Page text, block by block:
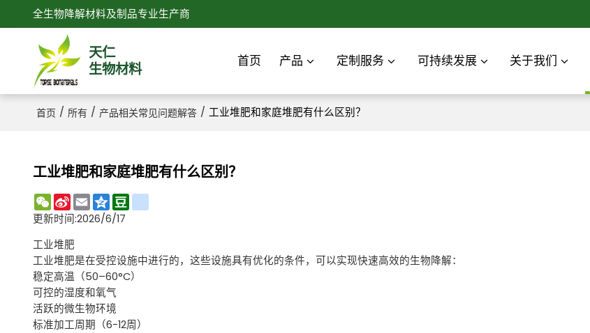
全生物降解材料及制品专业生产商
天仁
生物材料
首页 产品 定制服务 可持续发展 关于我们
首页 / 所有 / 产品相关常见问题解答 / 工业堆肥和家庭堆肥有什么区别？
工业堆肥和家庭堆肥有什么区别？
WeChat
Sina
Weibo
EmailQzoneDoubanrenren
更新时间:2026/6/17
工业堆肥
工业堆肥是在受控设施中进行的，这些设施具有优化的条件，可以实现快速高效的生物降解：
稳定高温（50–60°C）
可控的湿度和氧气
活跃的微生物环境
标准加工周期（6-12周）